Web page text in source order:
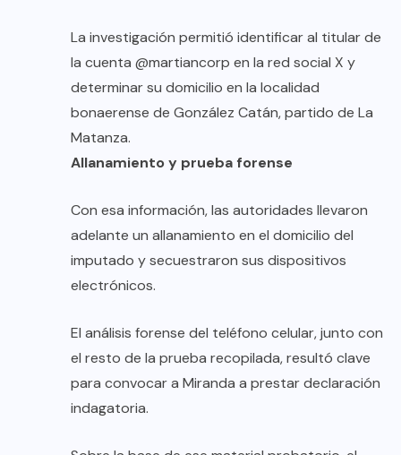
La investigación permitió identificar al titular de
la cuenta @martiancorp en la red social X y
determinar su domicilio en la localidad
bonaerense de González Catán, partido de La
Matanza.
Allanamiento y prueba forense
Con esa información, las autoridades llevaron
adelante un allanamiento en el domicilio del
imputado y secuestraron sus dispositivos
electrónicos.
El análisis forense del teléfono celular, junto con
el resto de la prueba recopilada, resultó clave
para convocar a Miranda a prestar declaración
indagatoria.